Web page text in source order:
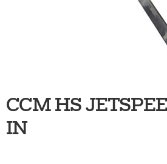
Sportia-tili
CCM HS
IN